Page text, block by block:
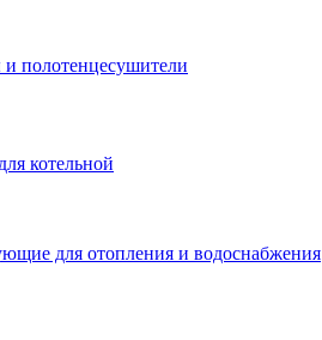
и полотенцесушители
котельной
для отопления и водоснабжения